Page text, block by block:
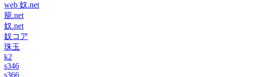
web 奴.net
籠.net
奴.net
奴コア
珠玉
k2
s346
s366